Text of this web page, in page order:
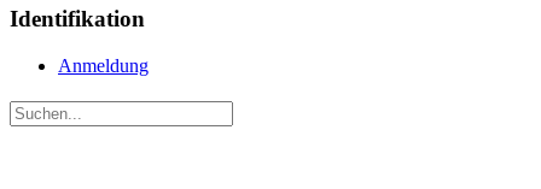
Identifikation
Anmeldung